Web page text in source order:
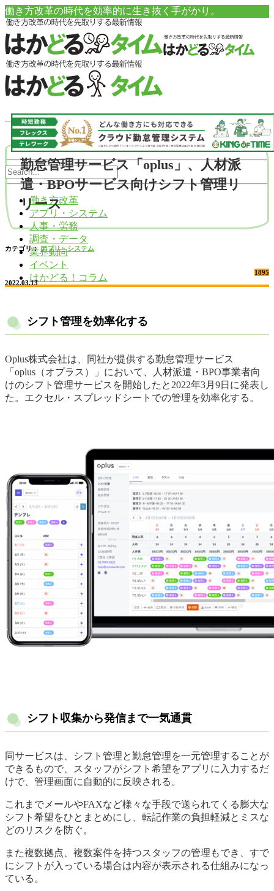
働き方改革の時代を効率的に生き抜く手がかり。
働き方改革
アプリ・システム
人事・労務
調査・データ
業界動向
イベント
はかどる！コラム
勤怠管理サービス「oplus」、人材派
遣・BPOサービス向けシフト管理リ
リース
カテゴリ： アプリ・システム
1895
2022.03.13
シフト管理を効率化する
Oplus株式会社は、同社が提供する勤怠管理サービス
「oplus（オプラス）」において、人材派遣・BPO事業者向
けのシフト管理サービスを開始したと2022年3月9日に発表し
た。エクセル・スプレッドシートでの管理を効率化する。
シフト収集から発信まで一気通貫
同サービスは、シフト管理と勤怠管理を一元管理することが
できるもので、スタッフがシフト希望をアプリに入力するだ
けで、管理画面に自動的に反映される。
これまでメールやFAXなど様々な手段で送られてくる膨大な
シフト希望をひとまとめにし、転記作業の負担軽減とミスな
どのリスクを防ぐ。
また複数拠点、複数案件を持つスタッフの管理もでき、すで
にシフトが入っている場合は内容が表示される仕組みになっ
ている。